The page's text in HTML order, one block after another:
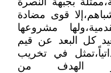
قوى مضادة
مشروعها
كل البعد عن قيم
في تخريب
هو الهدف من